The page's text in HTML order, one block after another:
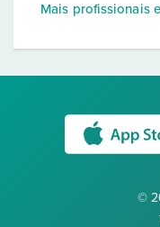
Mais profissionais
©